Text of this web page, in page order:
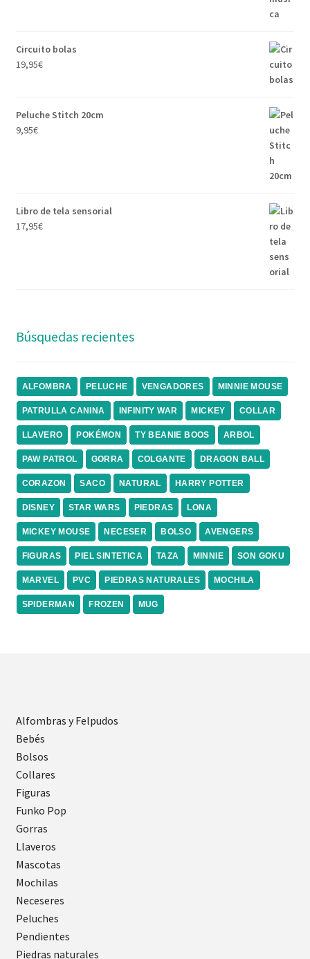
Circuito bolas
19,95€
Peluche Stitch 20cm
9,95€
Libro de tela sensorial
17,95€
Búsquedas recientes
ALFOMBRA PELUCHE VENGADORES MINNIE MOUSE
PATRULLA CANINA INFINITY WAR MICKEY COLLAR
LLAVERO POKÉMON TY BEANIE BOOS ARBOL
PAW PATROL GORRA COLGANTE DRAGON BALL
CORAZON SACO NATURAL HARRY POTTER
DISNEY STAR WARS PIEDRAS LONA
MICKEY MOUSE NECESER BOLSO AVENGERS
FIGURAS PIEL SINTETICA TAZA MINNIE SON GOKU
MARVEL PVC PIEDRAS NATURALES MOCHILA
SPIDERMAN FROZEN MUG
Alfombras y Felpudos
Bebés
Bolsos
Collares
Figuras
Funko Pop
Gorras
Llaveros
Mascotas
Mochilas
Neceseres
Peluches
Pendientes
Piedras naturales